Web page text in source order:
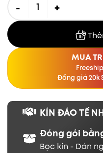
MUA
Đồng giá 20k
KÍN ĐÁO TẾ
Đóng gói
Bọc kín - Dán